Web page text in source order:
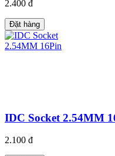
2.400 đ
Đặt hàng
IDC Socket 2.54MM
2.100 đ